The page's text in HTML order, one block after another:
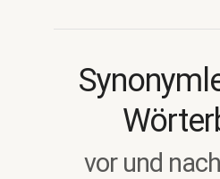
vor und